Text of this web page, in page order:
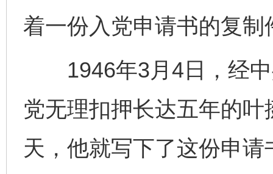
着一份入党申请书的复制
1946年3月4日，经中
党无理扣押长达五年的
天，他就写下了这份申